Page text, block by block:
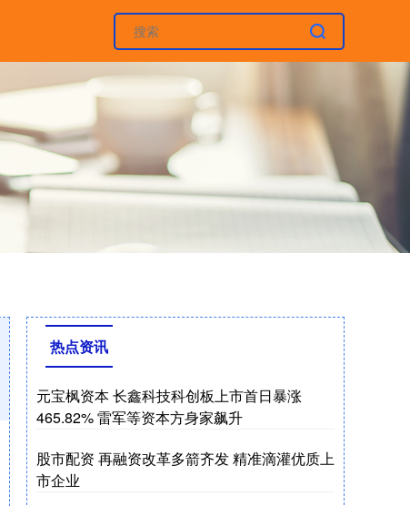
热点资讯
元宝枫资本 长鑫科技科创板上市首日暴涨
465.82% 雷军等资本方身家飙升
股市配资 再融资改革多箭齐发 精准滴灌优质上
市企业